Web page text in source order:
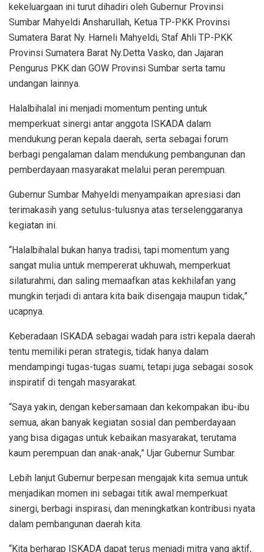
kekeluargaan ini turut dihadiri oleh Gubernur Provinsi
Sumbar Mahyeldi Ansharullah, Ketua TP-PKK Provinsi
Sumatera Barat Ny. Harneli Mahyeldi, Staf Ahli TP-PKK
Provinsi Sumatera Barat Ny.Detta Vasko, dan Jajaran
Pengurus PKK dan GOW Provinsi Sumbar serta tamu
undangan lainnya.
Halalbihalal ini menjadi momentum penting untuk
memperkuat sinergi antar anggota ISKADA dalam
mendukung peran kepala daerah, serta sebagai forum
berbagi pengalaman dalam mendukung pembangunan dan
pemberdayaan masyarakat melalui peran perempuan.
Gubernur Sumbar Mahyeldi menyampaikan apresiasi dan
terimakasih yang setulus-tulusnya atas terselenggaranya
kegiatan ini.
“Halalbihalal bukan hanya tradisi, tapi momentum yang
sangat mulia untuk mempererat ukhuwah, memperkuat
silaturahmi, dan saling memaafkan atas kekhilafan yang
mungkin terjadi di antara kita baik disengaja maupun tidak,”
ucapnya.
Keberadaan ISKADA sebagai wadah para istri kepala daerah
tentu memiliki peran strategis, tidak hanya dalam
mendampingi tugas-tugas suami, tetapi juga sebagai sosok
inspiratif di tengah masyarakat.
“Saya yakin, dengan kebersamaan dan kekompakan ibu-ibu
semua, akan banyak kegiatan sosial dan pemberdayaan
yang bisa digagas untuk kebaikan masyarakat, terutama
kaum perempuan dan anak-anak,” Ujar Gubernur Sumbar.
Lebih lanjut Gubernur berpesan mengajak kita semua untuk
menjadikan momen ini sebagai titik awal memperkuat
sinergi, berbagi inspirasi, dan meningkatkan kontribusi nyata
dalam pembangunan daerah kita.
“Kita berharap ISKADA dapat terus menjadi mitra yang aktif,